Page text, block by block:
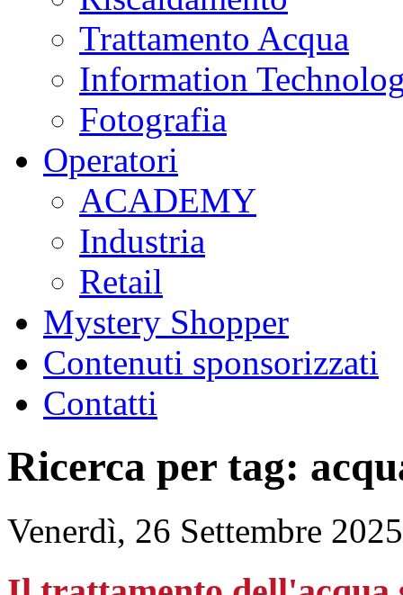
Trattamento Acqua
Information
Fotografia
Operatori
ACADEMY
Industria
Retail
Mystery Shopper
Contenuti sponsorizzati
Contatti
Ricerca per tag:
Venerdì, 26 Settembre